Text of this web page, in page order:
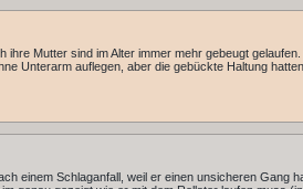
ihre Mutter sind im Alter immer mehr gebeugt
Unterarm auflegen, aber die gebückte Haltung
einem Schlaganfall, weil er einen unsicheren Gang